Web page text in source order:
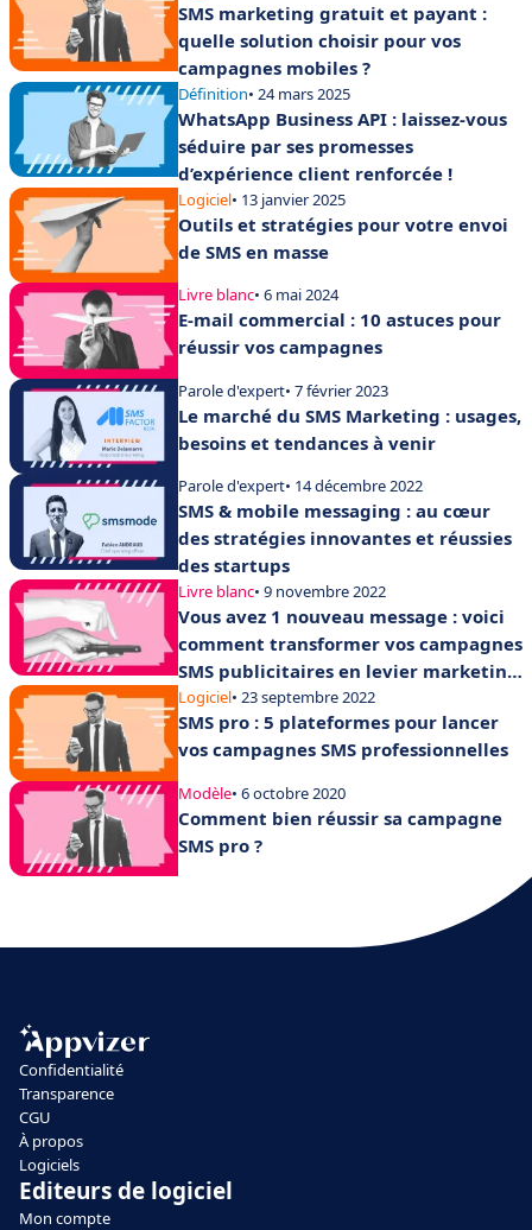
SMS marketing gratuit et payant :
quelle solution choisir pour vos
campagnes mobiles ?
Définition• 24 mars 2025
WhatsApp Business API : laissez-vous
séduire par ses promesses
d’expérience client renforcée !
Logiciel• 13 janvier 2025
Outils et stratégies pour votre envoi
de SMS en masse
Livre blanc• 6 mai 2024
E-mail commercial : 10 astuces pour
réussir vos campagnes
Parole d'expert• 7 février 2023
Le marché du SMS Marketing : usages,
besoins et tendances à venir
Parole d'expert• 14 décembre 2022
SMS & mobile messaging : au cœur
des stratégies innovantes et réussies
des startups
Livre blanc• 9 novembre 2022
Vous avez 1 nouveau message : voici
comment transformer vos campagnes
SMS publicitaires en levier marketing
!Logiciel• 23 septembre 2022
SMS pro : 5 plateformes pour lancer
vos campagnes SMS professionnelles
Modèle• 6 octobre 2020
Comment bien réussir sa campagne
SMS pro ?
Confidentialité
Transparence
CGU
À propos
Logiciels
Editeurs de logiciel
Mon compte